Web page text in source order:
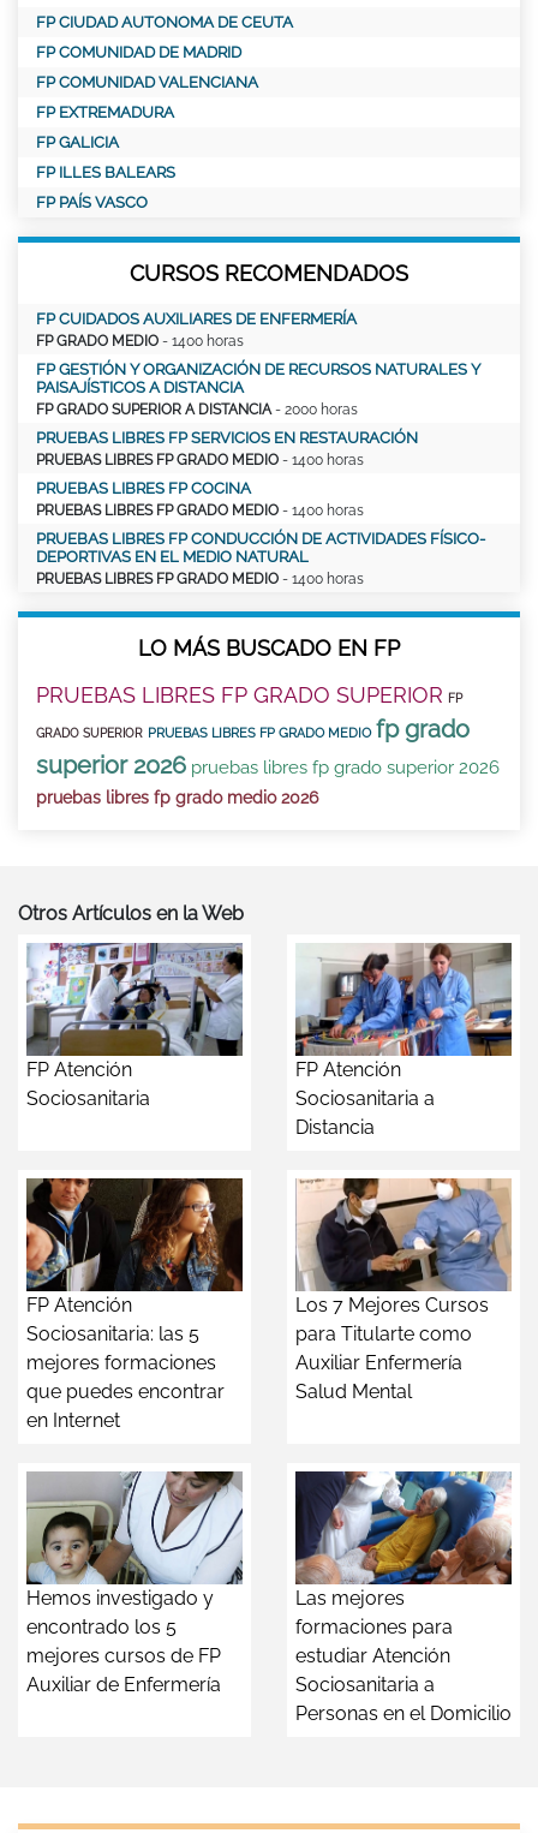
FP CIUDAD AUTONOMA DE CEUTA
FP COMUNIDAD DE MADRID
FP COMUNIDAD VALENCIANA
FP EXTREMADURA
FP GALICIA
FP ILLES BALEARS
FP PAÍS VASCO
CURSOS RECOMENDADOS
FP CUIDADOS AUXILIARES DE ENFERMERÍA
FP GRADO MEDIO - 1400 horas
FP GESTIÓN Y ORGANIZACIÓN DE RECURSOS NATURALES Y
PAISAJÍSTICOS A DISTANCIA
FP GRADO SUPERIOR A DISTANCIA- 2000 horas
PRUEBAS LIBRES FP SERVICIOS EN RESTAURACIÓN
PRUEBAS LIBRES FP GRADO MEDIO - 1400 horas
PRUEBAS LIBRES FP COCINA
PRUEBAS LIBRES FP GRADO MEDIO - 1400 horas
PRUEBAS LIBRES FP CONDUCCIÓN DE ACTIVIDADES FÍSICO-
DEPORTIVAS EN EL MEDIO NATURAL
PRUEBAS LIBRES FP GRADO MEDIO - 1400 horas
LO MÁS BUSCADO EN FP
PRUEBAS LIBRES FP GRADO SUPERIOR
FP
GRADO SUPERIOR PRUEBAS LIBRES FP GRADO MEDIO fp grado
superior 2026 pruebas libres fp grado superior 2026
pruebas libres fp grado medio 2026
Otros Artículos en la Web
FP Atención
Sociosanitaria
FP Atención
Sociosanitaria a
Distancia
FP Atención
Sociosanitaria: las 5
mejores formaciones
que puedes encontrar
en Internet
Los 7 Mejores Cursos
para Titularte como
Auxiliar Enfermería
Salud Mental
Hemos investigado y
encontrado los 5
mejores cursos de FP
Auxiliar de Enfermería
Las mejores
formaciones para
estudiar Atención
Sociosanitaria a
Personas en el Domicilio